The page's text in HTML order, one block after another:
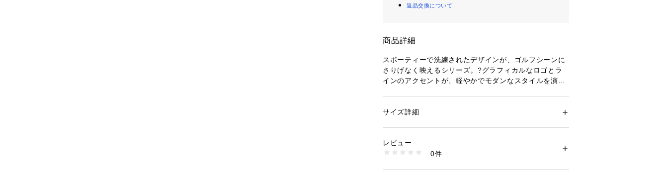
返品交換について
商品詳細
スポーティーで洗練されたデザインが、ゴルフシーンに
さりげなく映えるシリーズ。?グラフィカルなロゴとラ
インのアクセントが、軽やかでモダンなスタイルを演
性別：レディース
生産国：MYANMAR
1088400000780
サイズ詳細
レビュー
0件